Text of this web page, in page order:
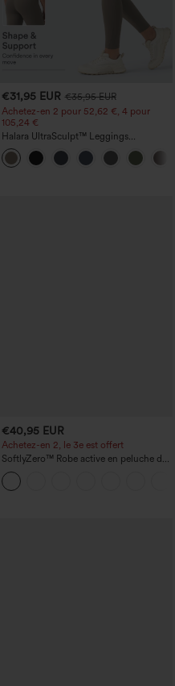
€31,95 EUR €35,95 EUR
Achetez-en 2 pour 52,62 €, 4 pour
105,24 €
Halara UltraSculpt™ Leggings
d'entraînement sculptants taille haute,
effet ventre plat, avec poche
€40,95 EUR
Achetez-en 2, le 3e est offert
SoftlyZero™ Robe active en peluche dos
nu — Édition Hyper Facile